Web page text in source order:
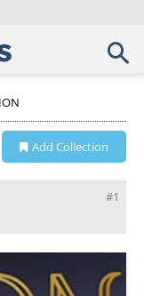
Add Collection
#1